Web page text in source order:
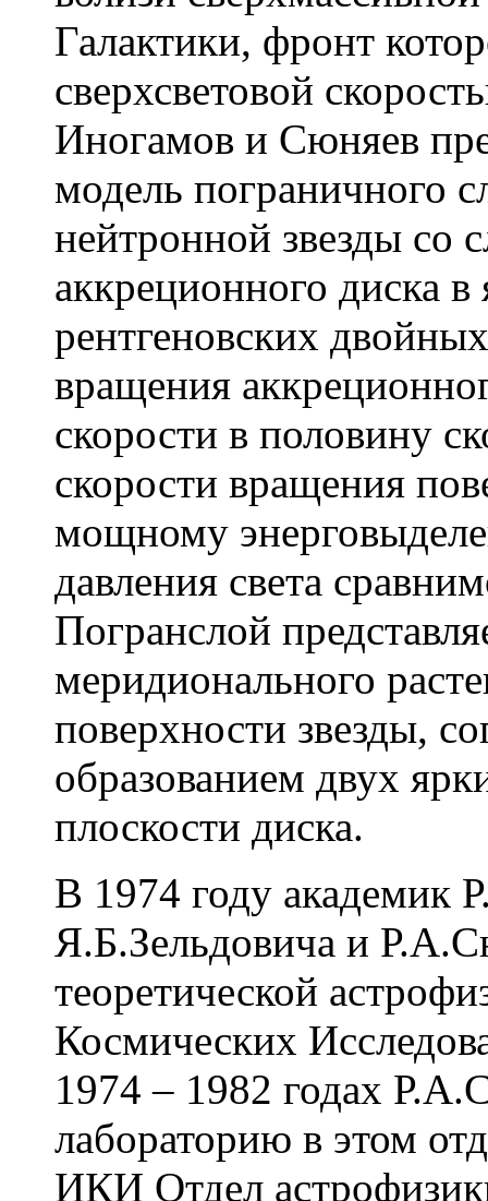
Галактики, фронт
сверхсветовой
Иногамов и Сюняев
модель пограничного
нейтронной звезды со
аккреционного диска
рентгеновских
вращения
скорости в половину
скорости вращения
мощному
давления света
Погранслой
меридионального
поверхности звезды,
образованием двух
плоскости диска.
В 1974 году академик
Я.Б.Зельдовича и
теоретической
Космических
1974 – 1982 годах
лабораторию в этом
ИКИ Отдел